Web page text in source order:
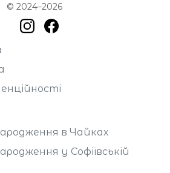
© 2024–2026
в Чайках
у Софіївській